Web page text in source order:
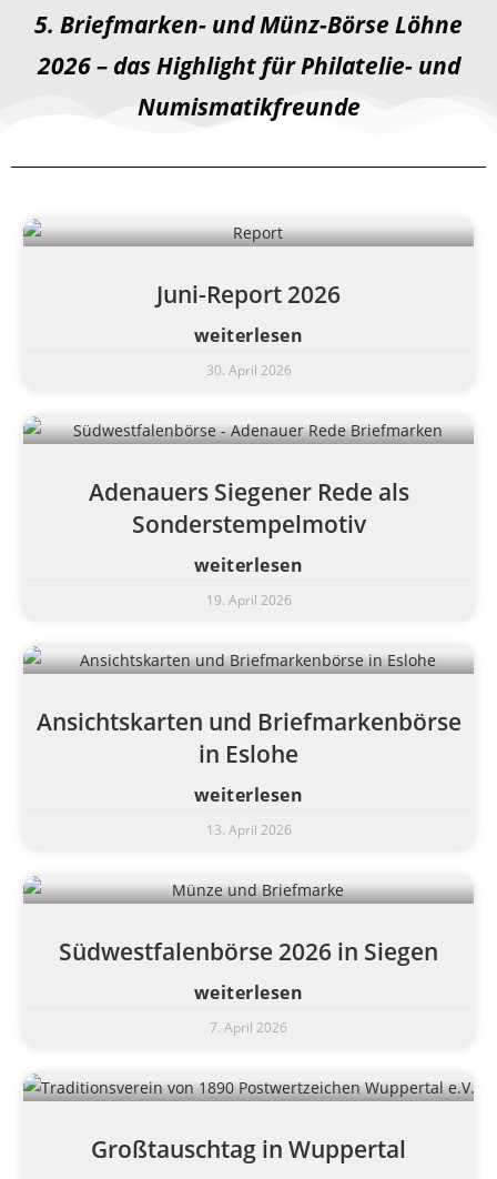
5. Briefmarken- und Münz-Börse Löhne
2026 – das Highlight für Philatelie- und
Numismatikfreunde
Juni-Report 2026
weiterlesen
30. April 2026
Adenauers Siegener Rede als
Sonderstempelmotiv
weiterlesen
19. April 2026
Ansichtskarten und Briefmarkenbörse
in Eslohe
weiterlesen
13. April 2026
Südwestfalenbörse 2026 in Siegen
weiterlesen
7. April 2026
Großtauschtag in Wuppertal